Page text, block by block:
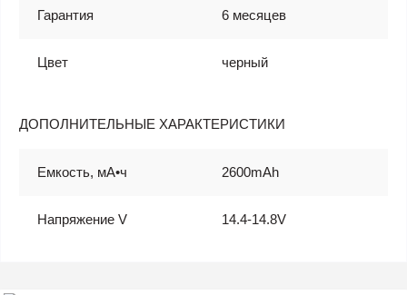
Гарантия 6 месяцев
Цвет черный
ДОПОЛНИТЕЛЬНЫЕ ХАРАКТЕРИСТИКИ
Емкость, мА•ч 2600mAh
Напряжение V 14.4-14.8V